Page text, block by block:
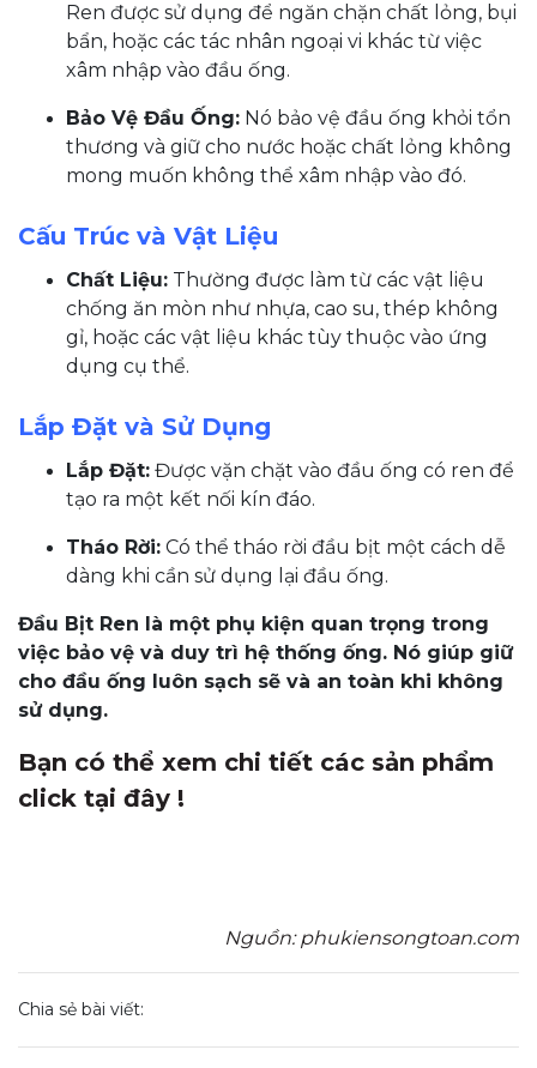
Ren được sử dụng để ngăn chặn chất lỏng, bụi
bẩn, hoặc các tác nhân ngoại vi khác từ việc
xâm nhập vào đầu ống.
Bảo Vệ Đầu Ống: Nó bảo vệ đầu ống khỏi tổn
thương và giữ cho nước hoặc chất lỏng không
mong muốn không thể xâm nhập vào đó.
Cấu Trúc và Vật Liệu
Chất Liệu: Thường được làm từ các vật liệu
chống ăn mòn như nhựa, cao su, thép không
gỉ, hoặc các vật liệu khác tùy thuộc vào ứng
dụng cụ thể.
Lắp Đặt và Sử Dụng
Lắp Đặt: Được vặn chặt vào đầu ống có ren để
tạo ra một kết nối kín đáo.
Tháo Rời: Có thể tháo rời đầu bịt một cách dễ
dàng khi cần sử dụng lại đầu ống.
Đầu Bịt Ren là một phụ kiện quan trọng trong
việc bảo vệ và duy trì hệ thống ống. Nó giúp giữ
cho đầu ống luôn sạch sẽ và an toàn khi không
sử dụng.
Bạn có thể xem chi tiết các sản phẩm
click tại đây !
Nguồn: phukiensongtoan.com
Chia sẻ bài viết: